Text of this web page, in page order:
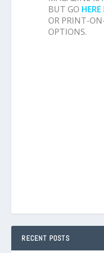
BUT GO HERE
OR PRINT-
OPTIONS.
RECENT POSTS